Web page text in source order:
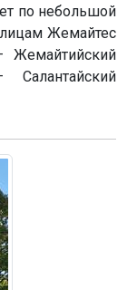
по небольшой
Жемайтес
Жемайтийский